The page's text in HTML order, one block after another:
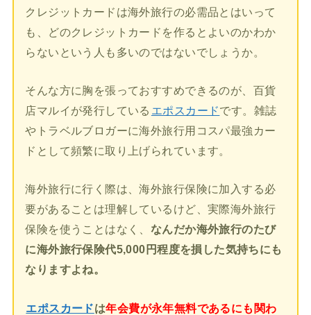
クレジットカードは海外旅行の必需品とはいって
も、どのクレジットカードを作るとよいのかわか
らないという人も多いのではないでしょうか。
そんな方に胸を張っておすすめできるのが、百貨
店マルイが発行している エポスカードです。雑誌
やトラベルブロガーに海外旅行用コスパ最強カー
ドとして頻繁に取り上げられています。
海外旅行に行く際は、海外旅行保険に加入する必
要があることは理解しているけど、実際海外旅行
保険を使うことはなく、 なんだか海外旅行のたび
に海外旅行保険代5,000円程度を損した気持ちにも
なりますよね。
エポスカードは年会費が永年無料であるにも関わ